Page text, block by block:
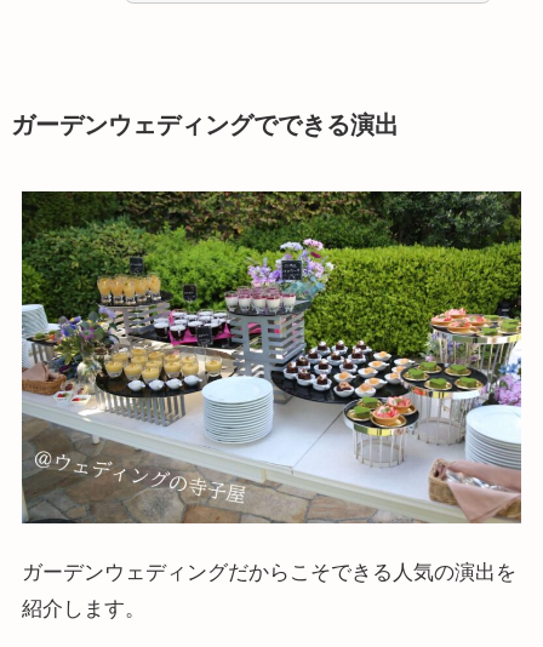
ガーデンウェディングでできる演出
ガーデンウェディングだからこそできる人気の演出を
紹介します。